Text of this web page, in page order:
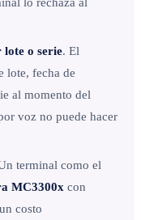
lote o serie. El
lote, fecha de
al momento del
voz no puede hacer
terminal como el
MC3300x con
costo